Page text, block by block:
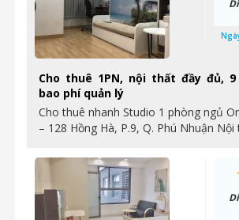
Cho thuê 1PN, nội thất đầy đủ,
bao phí quản lý
Cho thuê nhanh Studio 1 phòng ngủ
– 128 Hồng Hà, P.9, Q. Phú Nhuận